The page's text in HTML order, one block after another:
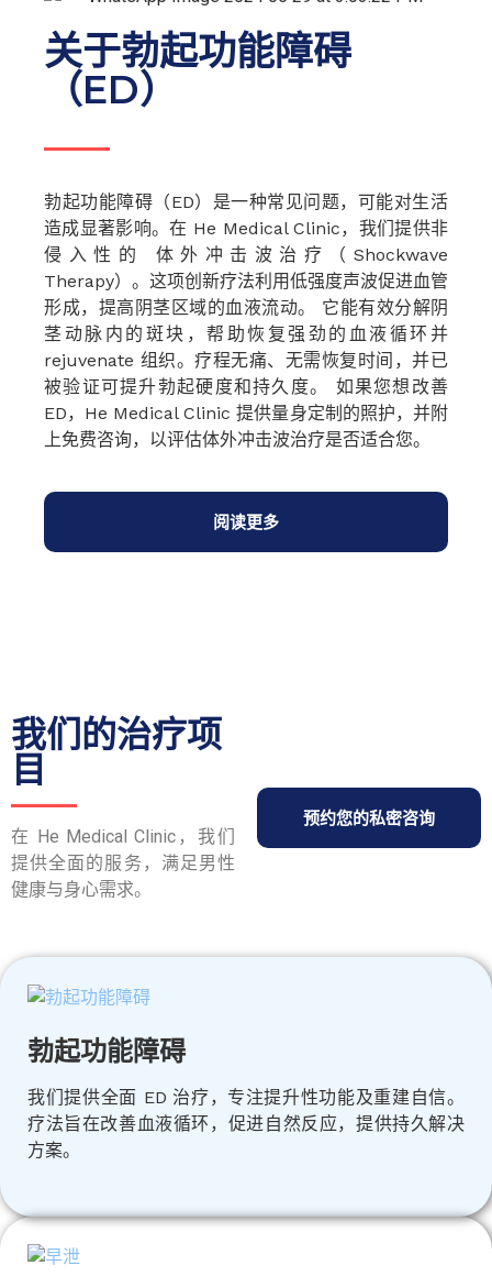
关于勃起功能障碍
（ED）
勃起功能障碍（ED）是一种常见问题，可能对生活
造成显著影响。在 He Medical Clinic，我们提供非
侵入性的 体外冲击波治疗（Shockwave
Therapy）。这项创新疗法利用低强度声波促进血管
形成，提高阴茎区域的血液流动。 它能有效分解阴
茎动脉内的斑块，帮助恢复强劲的血液循环并
rejuvenate 组织。疗程无痛、无需恢复时间，并已
被验证可提升勃起硬度和持久度。 如果您想改善
ED，He Medical Clinic 提供量身定制的照护，并附
上免费咨询，以评估体外冲击波治疗是否适合您。
阅读更多
我们的治疗项
目
在 He Medical Clinic，我们
提供全面的服务，满足男性
健康与身心需求。
预约您的私密咨询
勃起功能障碍
我们提供全面 ED 治疗，专注提升性功能及重建自信。
疗法旨在改善血液循环，促进自然反应，提供持久解决
方案。